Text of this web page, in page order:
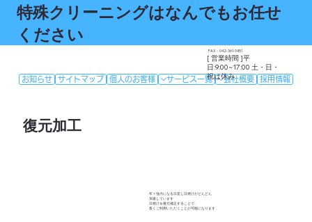
特殊クリーニングはなんでもお任せ
ください
採用情報
会社概要
サービス一覧
個人のお客様
サイトマップ
お知らせ
FAX：042-361-9451
[ 営業時間 ]平
日:9:00~17:00 土・日・
祝は休み
復元加工
年々強力になる日差し日焼けがどんどん
加速しています
​日焼けを復元補正することで、
長くご利用いただくことが可能になります